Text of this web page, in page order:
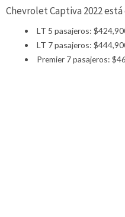
Chevrolet Captiva 2022
LT 5 pasajeros:
LT 7 pasajeros:
Premier 7 pasajeros: